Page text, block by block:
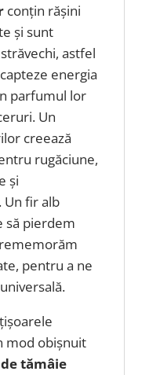
conțin rășini
și sunt
astfel
energia
parfumul lor
Un
creează
rugăciune,
și
Un fir alb
să pierdem
pentru a ne
mod obișnuit
tămâie